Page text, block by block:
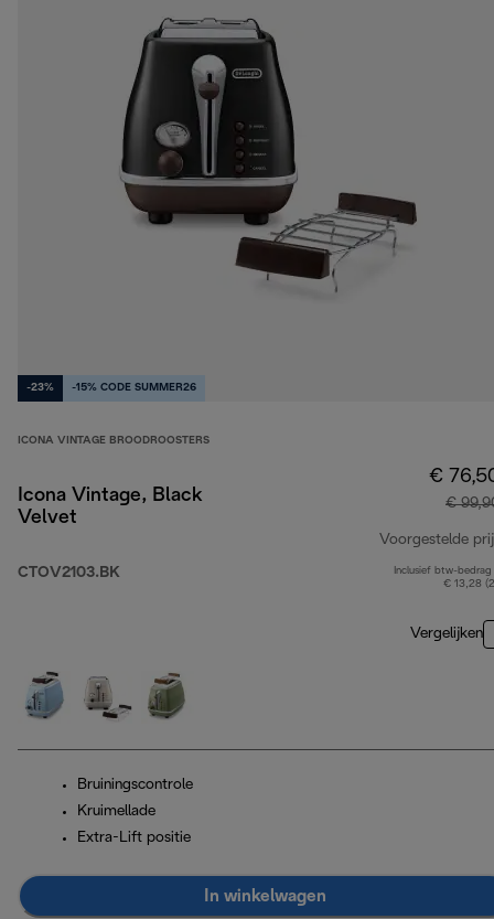
-23% -15% CODE SUMMER26
ICONA VINTAGE BROODROOSTERS
Icona Vintage, Black
Velvet
CTOV2103.BK
€
€
Voorgestelde
Inclusief btw-bedrag
€ 13,28
Vergelijken
Bruiningscontrole
Kruimellade
Extra-Lift positie
In winkelwagen